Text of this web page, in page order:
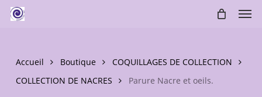
main
Accueil Boutique
COQUILLAGES DE COLLECTION
COLLECTION DE NACRES
Parure Nacre et oeils.